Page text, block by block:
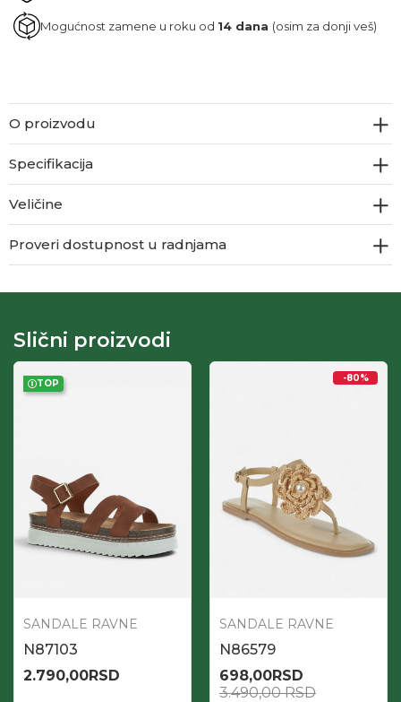
Mogućnost zamene u roku od 14 dana (osim za donji veš)
O proizvodu
Specifikacija
Veličine
Proveri dostupnost u radnjama
Slični proizvodi
TOP
SANDALE RAVNE
N87103
2.790,00RSD
-80%
SANDALE RAVNE
N86579
698,00RSD
3.490,00RSD